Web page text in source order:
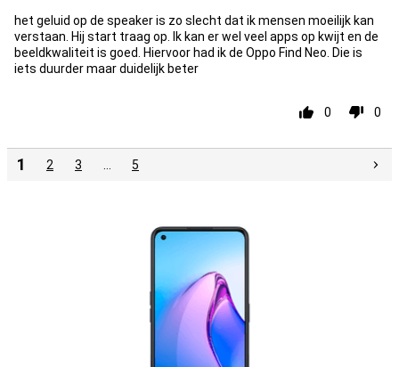
het geluid op de speaker is zo slecht dat ik mensen moeilijk kan
verstaan. Hij start traag op. Ik kan er wel veel apps op kwijt en de
beeldkwaliteit is goed. Hiervoor had ik de Oppo Find Neo. Die is
iets duurder maar duidelijk beter
0 0
1 2 3 5